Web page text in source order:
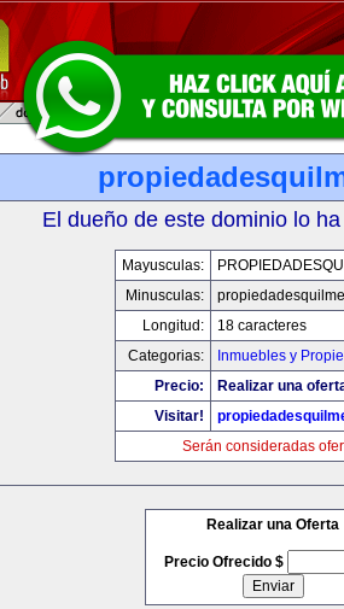
El dueño de este dominio lo
Mayusculas:
Minusculas:
Longitud:
18 caracteres
Categorias:
Inmuebles y
Precio:
Realizar una
Visitar!
Serán consideradas
Realizar una Oferta
Precio Ofrecido $